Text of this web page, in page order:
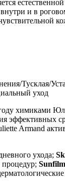
и в
Тусклая/
уход
химиками
Armand
ухода;
Sunfilm